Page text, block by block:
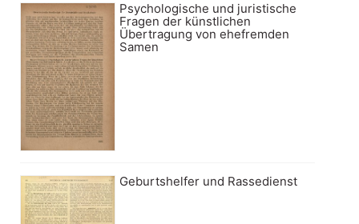
Psychologische und juristische
Fragen der künstlichen
Übertragung von ehefremden
Samen
Geburtshelfer und Rassedienst